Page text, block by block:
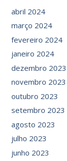
abril 2024
março 2024
fevereiro 2024
janeiro 2024
dezembro 2023
novembro 2023
outubro 2023
setembro 2023
agosto 2023
julho 2023
junho 2023